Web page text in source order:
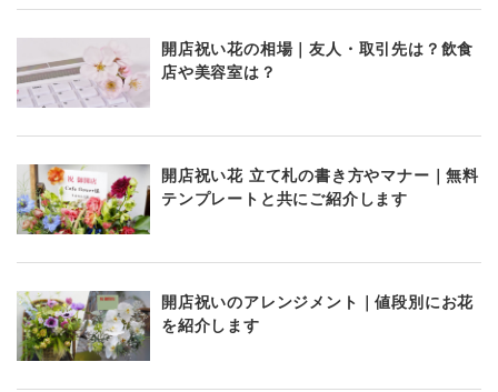
開店祝い花の相場｜友人・取引先は？飲食
店や美容室は？
開店祝い花 立て札の書き方やマナー｜無料
テンプレートと共にご紹介します
開店祝いのアレンジメント｜値段別にお花
を紹介します